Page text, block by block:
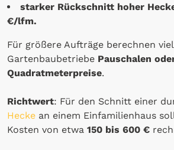
starker Rückschnitt hoher
€/lfm.
Für größere Aufträge berechnen
Gartenbaubetriebe Pauschalen
Quadratmeterpreise.
Richtwert: Für den Schnitt einer
Hecke an einem Einfamilienhaus
Kosten von etwa 150 bis 600 €